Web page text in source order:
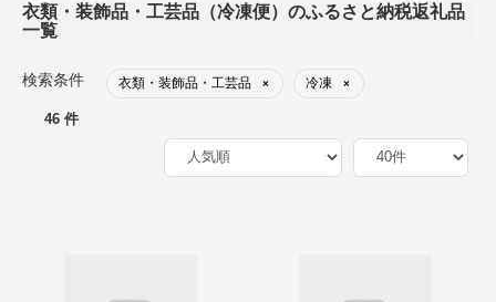
衣類・装飾品・工芸品（冷凍便）のふるさと納税返礼品
一覧
検索条件 衣類・装飾品・工芸品 × 冷凍 ×
46 件